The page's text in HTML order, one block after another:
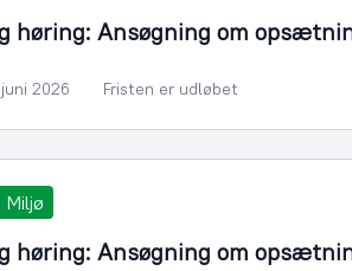
høring: Ansøgning om
2026 Fristen er udløbet
høring: Ansøgning om